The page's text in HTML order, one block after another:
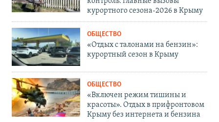
курортного сезона-2026 в Крыму
ОБЩЕСТВО
«Отдых с талонами на бензин»:
курортный сезон в Крыму
ОБЩЕСТВО
«Включен режим тишины и
красоты». Отдых в прифронтовом
Крыму без интернета и бензина